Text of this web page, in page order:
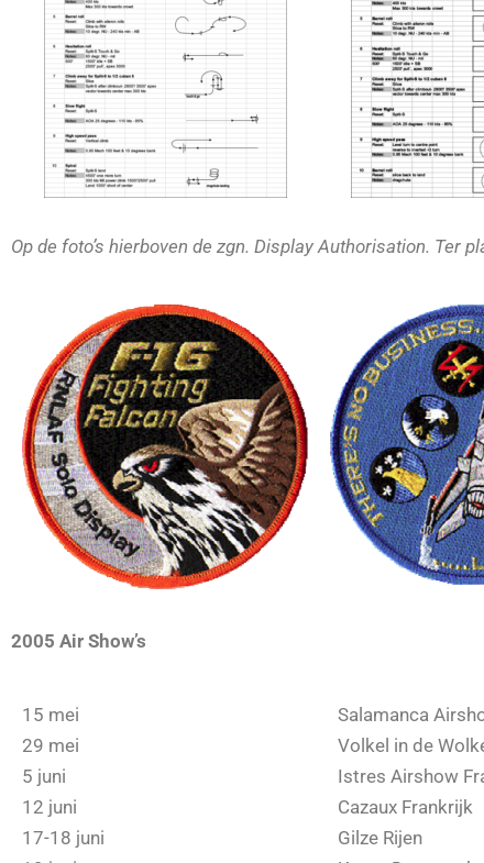
Op de foto’s hierboven de zgn. Display Authorisation. Ter
2005 Air Show’s
15 mei
29 mei
5 juni
12 juni
17-18 juni
Salamanca
Volkel in de
Istres Airshow
Cazaux Frankrijk
Gilze Rijen